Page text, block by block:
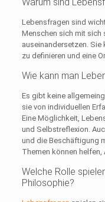
Lebensfragen sind
Menschen sich mit sich
auseinandersetzen. Sie
zu definieren und eine
Wie kann man
Es gibt keine
sie von individuellen
Eine Möglichkeit,
und Selbstreflexion.
und die Beschäftigung
Themen können
Welche Rolle
Philosophie?